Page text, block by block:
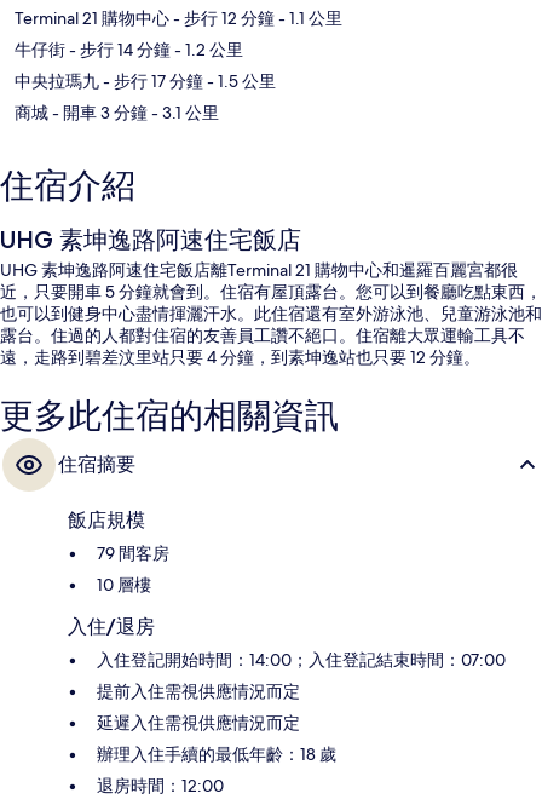
Terminal 21 購物中心- 步行 12 分鐘- 1.1 公里
牛仔街- 步行 14 分鐘- 1.2 公里
中央拉瑪九- 步行 17 分鐘- 1.5 公里
商城- 開車 3 分鐘- 3.1 公里
住宿介紹
UHG 素坤逸路阿速住宅飯店
UHG 素坤逸路阿速住宅飯店離Terminal 21 購物中心和暹羅百麗宮都很
近，只要開車 5 分鐘就會到。住宿有屋頂露台。您可以到餐廳吃點東西，
也可以到健身中心盡情揮灑汗水。此住宿還有室外游泳池、兒童游泳池和
露台。住過的人都對住宿的友善員工讚不絕口。住宿離大眾運輸工具不
遠，走路到碧差汶里站只要 4 分鐘，到素坤逸站也只要 12 分鐘。
更多此住宿的相關資訊
住宿摘要
飯店規模
79 間客房
10 層樓
入住/退房
入住登記開始時間：14:00；入住登記結束時間：07:00
提前入住需視供應情況而定
延遲入住需視供應情況而定
辦理入住手續的最低年齡：18 歲
退房時間：12:00